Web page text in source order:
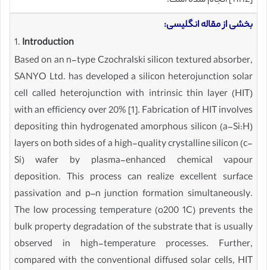
بخشی از مقاله انگلیسی:
1. Introduction
Based on an n-type Czochralski silicon textured absorber,
SANYO Ltd. has developed a silicon heterojunction solar
cell called heterojunction with intrinsic thin layer (HIT)
with an efficiency over 20% [1]. Fabrication of HIT involves
depositing thin hydrogenated amorphous silicon (a-Si:H)
layers on both sides of a high-quality crystalline silicon (c-
Si) wafer by plasma-enhanced chemical vapour
deposition. This process can realize excellent surface
passivation and p–n junction formation simultaneously.
The low processing temperature (o200 1C) prevents the
bulk property degradation of the substrate that is usually
observed in high-temperature processes. Further,
compared with the conventional diffused solar cells, HIT